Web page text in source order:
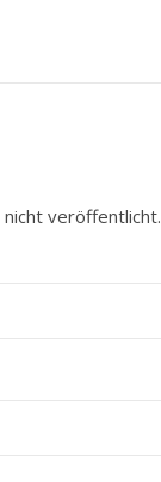
veröffentlicht.